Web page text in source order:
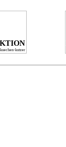
kutzer